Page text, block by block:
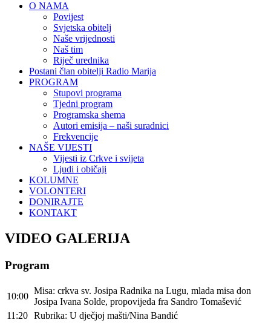
O NAMA
Povijest
Svjetska obitelj
Naše vrijednosti
Naš tim
Riječ urednika
Postani član obitelji Radio Marija
PROGRAM
Stupovi programa
Tjedni program
Programska shema
Autori emisija – naši suradnici
Frekvencije
NAŠE VIJESTI
Vijesti iz Crkve i svijeta
Ljudi i običaji
KOLUMNE
VOLONTERI
DONIRAJTE
KONTAKT
VIDEO GALERIJA
Program
10:00
Misa: crkva sv. Josipa Radnika na Lugu, mlada misa don
Josipa Ivana Solde, propovijeda fra Sandro Tomašević
11:20 Rubrika: U dječjoj mašti/Nina Bandić